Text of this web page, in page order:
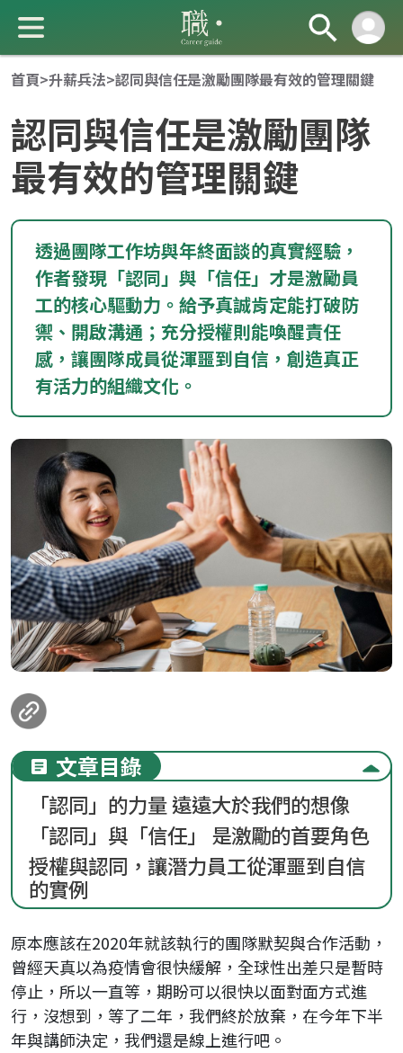
成 就 一 直 前 進 的 你
loanding...
首頁>升薪兵法>認同與信任是激勵團隊最有效的管理關鍵
認同與信任是激勵團隊
最有效的管理關鍵
透過團隊工作坊與年終面談的真實經驗，
作者發現「認同」與「信任」才是激勵員
工的核心驅動力。給予真誠肯定能打破防
禦、開啟溝通；充分授權則能喚醒責任
感，讓團隊成員從渾噩到自信，創造真正
有活力的組織文化。
文章目錄
「認同」的力量 遠遠大於我們的想像
「認同」與「信任」 是激勵的首要角色
授權與認同，讓潛力員工從渾噩到自信
的實例
原本應該在2020年就該執行的團隊默契與合作活動，
曾經天真以為疫情會很快緩解，全球性出差只是暫時
停止，所以一直等，期盼可以很快以面對面方式進
行，沒想到，等了二年，我們終於放棄，在今年下半
年與講師決定，我們還是線上進行吧。